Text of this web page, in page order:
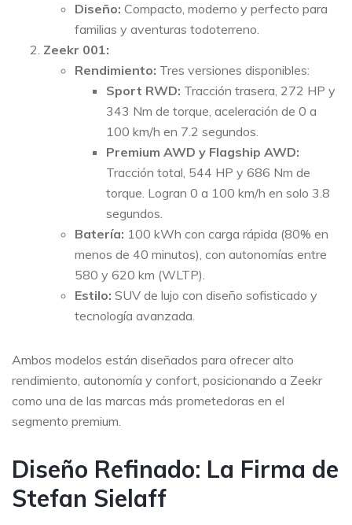
Diseño: Compacto, moderno y perfecto para
familias y aventuras todoterreno.
Zeekr 001:
Rendimiento: Tres versiones disponibles:
Sport RWD: Tracción trasera, 272 HP y
343 Nm de torque, aceleración de 0 a
100 km/h en 7.2 segundos.
Premium AWD y Flagship AWD:
Tracción total, 544 HP y 686 Nm de
torque. Logran 0 a 100 km/h en solo 3.8
segundos.
Batería: 100 kWh con carga rápida (80% en
menos de 40 minutos), con autonomías entre
580 y 620 km (WLTP).
Estilo: SUV de lujo con diseño sofisticado y
tecnología avanzada.
Ambos modelos están diseñados para ofrecer alto
rendimiento, autonomía y confort, posicionando a Zeekr
como una de las marcas más prometedoras en el
segmento premium.
Diseño Refinado: La Firma de
Stefan Sielaff